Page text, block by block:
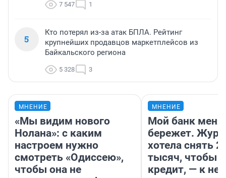
7 547 1
5
Кто потерял из-за атак БПЛА. Рейтинг
крупнейших продавцов маркетплейсов из
Байкальского региона
5 328 3
МНЕНИЕ
«Мы видим нового
Нолана»: с каким
настроем нужно
смотреть «Одиссею»,
чтобы она не
МНЕНИЕ
Мой банк меня
бережет.
хотела снять
тысяч, чтобы
кредит, — к